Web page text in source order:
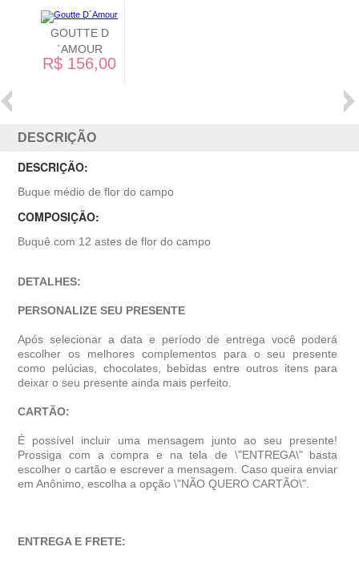
GOUTTE D
´AMOUR
R$ 156,00
DESCRIÇÃO
DESCRIÇÃO:
Buque médio de flor do campo
COMPOSIÇÃO:
Buquê com 12 astes de flor do campo
DETALHES:
PERSONALIZE SEU PRESENTE
Após selecionar a data e período de entrega você poder
escolher os melhores complementos para o seu presente
como pelúcias, chocolates, bebidas entre outros itens para
deixar o seu presente ainda mais perfeito.
CARTÃO:
É possível incluir uma mensagem junto ao seu presente!
Prossiga com a compra e na tela de \"ENTREGA\" basta
escolher o cartão e escrever a mensagem. Caso queira enviar
em Anônimo, escolha a opção \"NÃO QUERO CARTÃO\".
ENTREGA E FRETE: